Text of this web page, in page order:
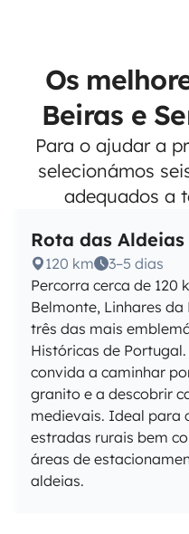
Os
Beiras e
Para o ajudar a
selecionámos
adequados a
Rota das
120 km
3–5 dias
Percorra cerca de 120
Belmonte, Linhares da
três das mais
Históricas de
convida a caminhar
granito e a descobrir
medievais. Ideal para
estradas rurais bem
áreas de
aldeias.